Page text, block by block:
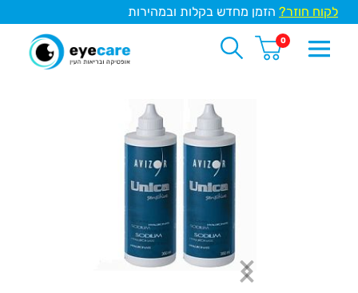
לקוח חוזר? הזמן מחדש בקלות ובמהירות
0